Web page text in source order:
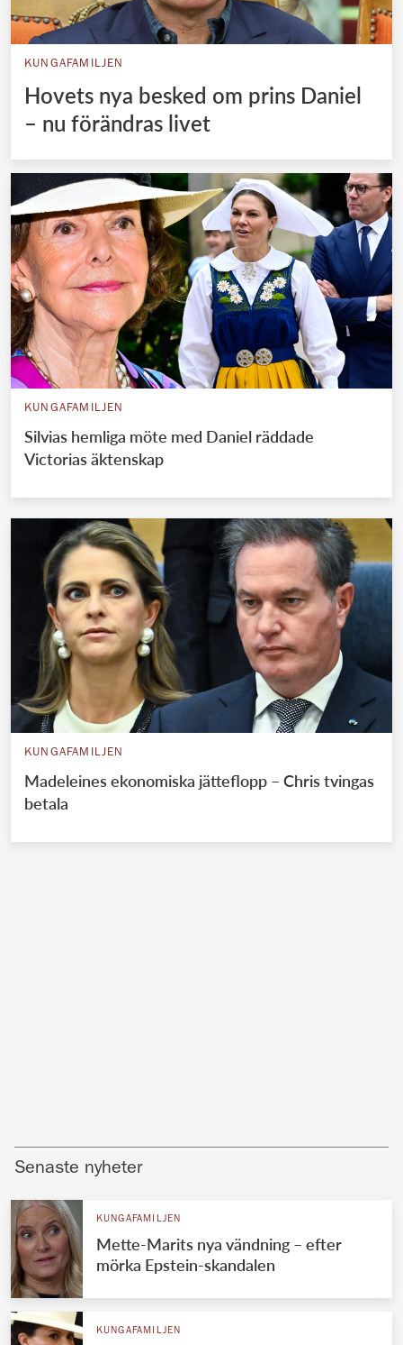
KUNGAFAMILJEN
Hovets nya besked om prins Daniel
– nu förändras livet
KUNGAFAMILJEN
Silvias hemliga möte med Daniel räddade
Victorias äktenskap
KUNGAFAMILJEN
Madeleines ekonomiska jätteflopp – Chris tvingas
betala
Senaste nyheter
KUNGAFAMILJEN
Mette-Marits nya vändning – efter
mörka Epstein-skandalen
KUNGAFAMILJEN